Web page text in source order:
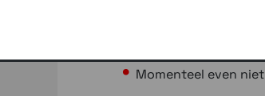
Momenteel even